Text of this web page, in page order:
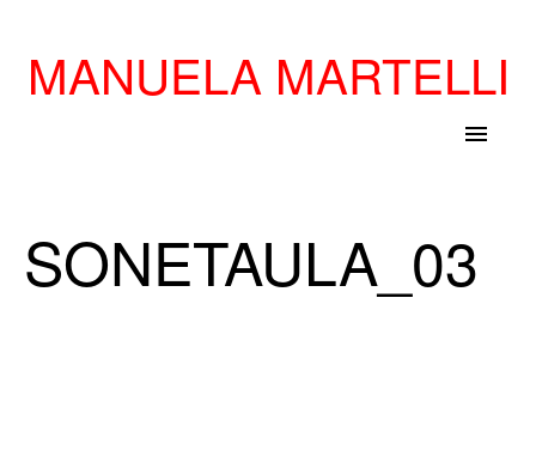
MANUELA MARTELLI
menu
SONETAULA_03